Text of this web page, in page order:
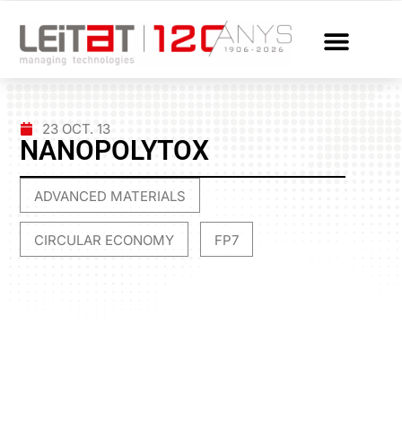
23 OCT. 13
NANOPOLYTOX
ADVANCED MATERIALS
CIRCULAR ECONOMY FP7